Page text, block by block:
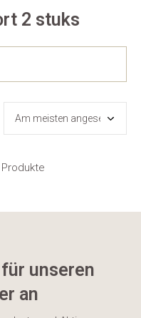
2 stuks
unseren
an